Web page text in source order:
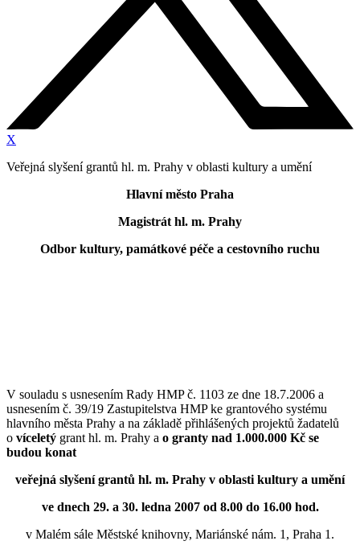
X
Veřejná slyšení grantů hl. m. Prahy v oblasti kultury a umění
Hlavní město Praha
Magistrát hl. m. Prahy
Odbor kultury, památkové péče a cestovního ruchu
V souladu s usnesením Rady HMP č. 1103 ze dne 18.7.2006 a
usnesením č. 39/19 Zastupitelstva HMP ke grantového systému
hlavního města Prahy a na základě přihlášených projektů žadatelů
o víceletý grant hl. m. Prahy a o granty nad 1.000.000 Kč se
budou konat
veřejná slyšení grantů hl. m. Prahy v oblasti kultury a umění
ve dnech 29. a 30. ledna 2007 od 8.00 do 16.00 hod.
v Malém sále Městské knihovny, Mariánské nám. 1, Praha 1.